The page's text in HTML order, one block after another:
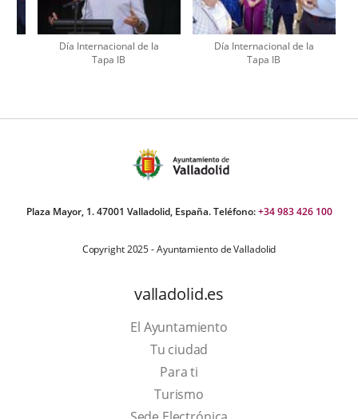
Día Internacional de la
Tapa IB
Día Internacional de la
Tapa IB
Plaza Mayor, 1. 47001 Valladolid, España. Teléfono:+34 983 426 100
Copyright 2025 - Ayuntamiento de Valladolid
valladolid.es
El Ayuntamiento
Tu ciudad
Para ti
TurismoEste